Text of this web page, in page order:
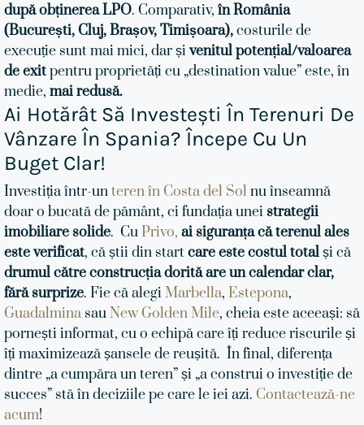
după obținerea LPO. Comparativ, în România
(București, Cluj, Brașov, Timișoara),costurile de
execuție sunt mai mici, dar șivenitul potențial/valoarea
de exitpentru proprietăți cu „destination value” este, în
medie, mai redusă.
Ai Hotărât Să Investești În Terenuri De
Vânzare În Spania? Începe Cu Un
Buget Clar!
Investiția într-unteren în Costa del Sol nu înseamnă
doar o bucată de pământ, ci fundația uneistrategii
imobiliare solide. Cu Privo, ai siguranța că terenul ales
este verificat, că știi din startcare este costul totalși că
drumul către construcția dorită are un calendar clar,
fără surprize. Fie că alegiMarbella, Estepona,
GuadalminasauNew Golden Mile, cheia este aceeași: să
pornești informat, cu o echipă care îți reduce riscurile și
îți maximizează șansele de reușită. În final, diferența
dintre „a cumpăra un teren” și „a construi o investiție de
succes” stă în deciziile pe care le iei azi. Contactează-ne
acum!